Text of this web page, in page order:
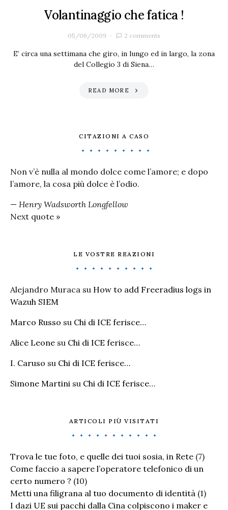
Volantinaggio che fatica !
05/06/2009 2 comments
E’ circa una settimana che giro, in lungo ed in largo, la zona
del Collegio 3 di Siena…
READ MORE
CITAZIONI A CASO
Non v’è nulla al mondo dolce come l’amore; e dopo
l’amore, la cosa più dolce è l’odio.
— Henry Wadsworth Longfellow
Next quote »
LE VOSTRE REAZIONI
Alejandro Muraca su How to add Freeradius logs in
Wazuh SIEM
Marco Russo su Chi di ICE ferisce…
Alice Leone su Chi di ICE ferisce…
I. Caruso su Chi di ICE ferisce…
Simone Martini su Chi di ICE ferisce…
ARTICOLI PIÙ VISITATI
Trova le tue foto, e quelle dei tuoi sosia, in Rete (7)
Come faccio a sapere l’operatore telefonico di un
certo numero ? (10)
Metti una filigrana al tuo documento di identità (1)
I dazi UE sui pacchi dalla Cina colpiscono i maker e